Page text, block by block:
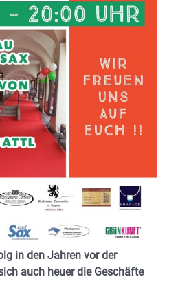
in den Jahren vor der
auch heuer die Geschäfte